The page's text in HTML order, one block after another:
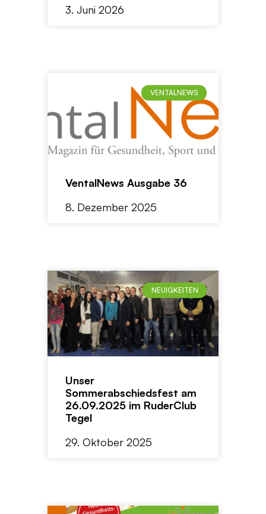
3. Juni 2026
VENTALNEWS
VentalNews Ausgabe 36
8. Dezember 2025
NEUIGKEITEN
Unser
Sommerabschiedsfest am
26.09.2025 im RuderClub
Tegel
29. Oktober 2025